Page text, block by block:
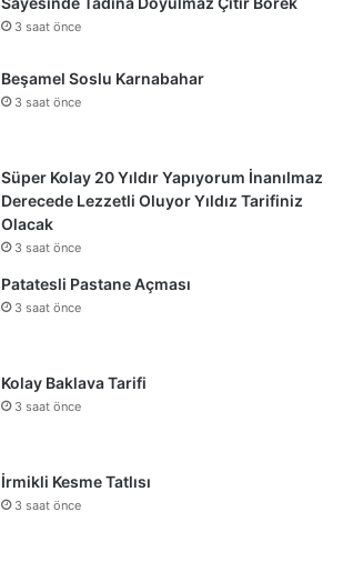
3 saat önce
Beşamel Soslu Karnabahar
3 saat önce
Süper Kolay 20 Yıldır Yapıyorum İnanılmaz
Derecede Lezzetli Oluyor Yıldız Tarifiniz
Olacak
3 saat önce
Patatesli Pastane Açması
3 saat önce
Kolay Baklava Tarifi
3 saat önce
İrmikli Kesme Tatlısı
3 saat önce